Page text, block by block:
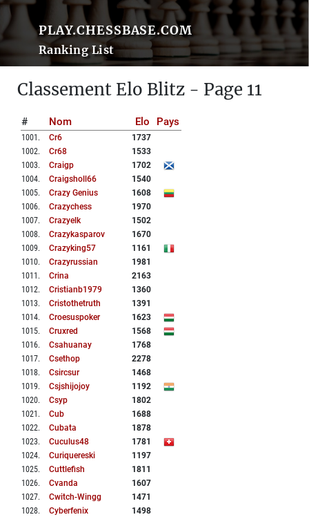
PLAY.CHESSBASE.COM
Ranking List
Classement Elo Blitz - Page 11
# Nom Elo Pays
1001 . Cr6
1737
1002. Cr68
1533
1003. Craigp
1702
1004. Craigsholl66
1540
1005. Crazy Genius
1608
1006. Crazychess
1970
1007. Crazyelk
1502
1008. Crazykasparov
1670
1009. Crazyking57
1161
1010. Crazyrussian
1981
1011 . Crina
2163
1012. Cristianb1979
1360
1013. Cristothetruth
1391
1014. Croesuspoker
1623
1015. Cruxred
1568
1016. Csahuanay
1768
1017. Csethop
2278
1018. Csircsur
1468
1019. Csjshijojoy
1192
1020. Csyp
1802
1021 . Cub
1688
1022. Cubata
1878
1023. Cuculus48
1781
1024. Curiquereski
1197
1025. Cuttlefish
1811
1026. Cvanda
1607
1027. Cwitch-Wingg
1471
1028. Cyberfenix
1498